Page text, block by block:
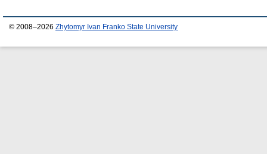
© 2008–2026 Zhytomyr Ivan Franko State University